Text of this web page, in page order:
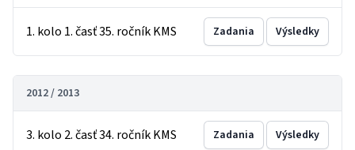
1. kolo 1. časť 35. ročník KMS Zadania Výsledky
2012 / 2013
3. kolo 2. časť 34. ročník KMS Zadania Výsledky